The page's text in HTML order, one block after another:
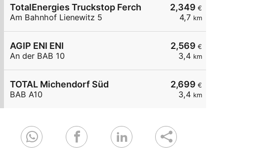
2,349 €
4,7 km
TotalEnergies Truckstop Ferch
Am Bahnhof Lienewitz 5
2,569 €
3,4 km
AGIP ENI ENI
An der BAB 10
2,699 €
3,4 km
TOTAL Michendorf Süd
BAB A10